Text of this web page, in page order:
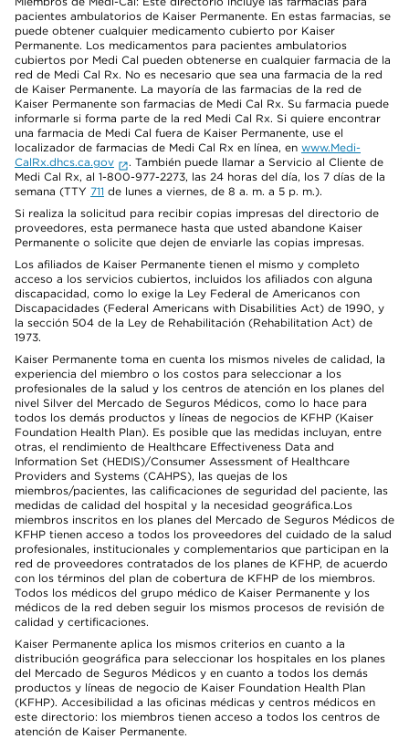
pacientes ambulatorios de Kaiser Permanente. En estas farmacias, se
puede obtener cualquier medicamento cubierto por Kaiser
Permanente. Los medicamentos para pacientes ambulatorios
cubiertos por Medi Cal pueden obtenerse en cualquier farmacia de la
red de Medi Cal Rx. No es necesario que sea una farmacia de la red
de Kaiser Permanente. La mayoría de las farmacias de la red de
Kaiser Permanente son farmacias de Medi Cal Rx. Su farmacia puede
informarle si forma parte de la red Medi Cal Rx. Si quiere encontrar
una farmacia de Medi Cal fuera de Kaiser Permanente, use el
localizador de farmacias de Medi Cal Rx en línea, en www.Medi-
CalRx.dhcs.ca.gov
. También puede llamar a Servicio al Cliente de
Medi Cal Rx, al 1-800-977-2273, las 24 horas del día, los 7 días de la
semana (TTY 711 de lunes a viernes, de 8 a. m. a 5 p. m.).
Si realiza la solicitud para recibir copias impresas del directorio de
proveedores, esta permanece hasta que usted abandone Kaiser
Permanente o solicite que dejen de enviarle las copias impresas.
Los afiliados de Kaiser Permanente tienen el mismo y completo
acceso a los servicios cubiertos, incluidos los afiliados con alguna
discapacidad, como lo exige la Ley Federal de Americanos con
Discapacidades (Federal Americans with Disabilities Act) de 1990, y
la sección 504 de la Ley de Rehabilitación (Rehabilitation Act) de
1973.
Kaiser Permanente toma en cuenta los mismos niveles de calidad, la
experiencia del miembro o los costos para seleccionar a los
profesionales de la salud y los centros de atención en los planes del
nivel Silver del Mercado de Seguros Médicos, como lo hace para
todos los demás productos y líneas de negocios de KFHP (Kaiser
Foundation Health Plan). Es posible que las medidas incluyan, entre
otras, el rendimiento de Healthcare Effectiveness Data and
Information Set (HEDIS)/Consumer Assessment of Healthcare
Providers and Systems (CAHPS), las quejas de los
miembros/pacientes, las calificaciones de seguridad del paciente, las
medidas de calidad del hospital y la necesidad geográfica.Los
miembros inscritos en los planes del Mercado de Seguros Médicos de
KFHP tienen acceso a todos los proveedores del cuidado de la salud
profesionales, institucionales y complementarios que participan en la
red de proveedores contratados de los planes de KFHP, de acuerdo
con los términos del plan de cobertura de KFHP de los miembros.
Todos los médicos del grupo médico de Kaiser Permanente y los
médicos de la red deben seguir los mismos procesos de revisión de
calidad y certificaciones.
Kaiser Permanente aplica los mismos criterios en cuanto a la
distribución geográfica para seleccionar los hospitales en los planes
del Mercado de Seguros Médicos y en cuanto a todos los demás
productos y líneas de negocio de Kaiser Foundation Health Plan
(KFHP). Accesibilidad a las oficinas médicas y centros médicos en
este directorio: los miembros tienen acceso a todos los centros de
atención de Kaiser Permanente.